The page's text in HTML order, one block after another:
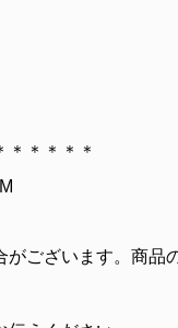
＊＊＊＊＊
ございます。商品